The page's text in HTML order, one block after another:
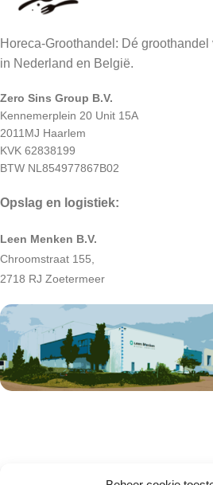
Horeca-Groothandel: Dé
in Nederland en België.
Zero Sins Group B.V.
Kennemerplein 20 Unit 15A
2011MJ Haarlem
KVK 62838199
BTW NL854977867B02
Opslag en logistiek:
Leen Menken B.V.
Chroomstraat 155,
2718 RJ Zoetermeer